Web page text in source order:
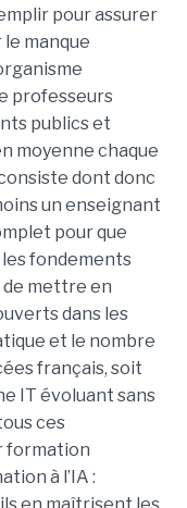
pour assurer
manque
professeurs
publics et
moyenne chaque
dont donc
un enseignant
pour que
fondements
de mettre en
dans les
et le nombre
français, soit
IT évoluant sans
ces
formation
à l’IA :